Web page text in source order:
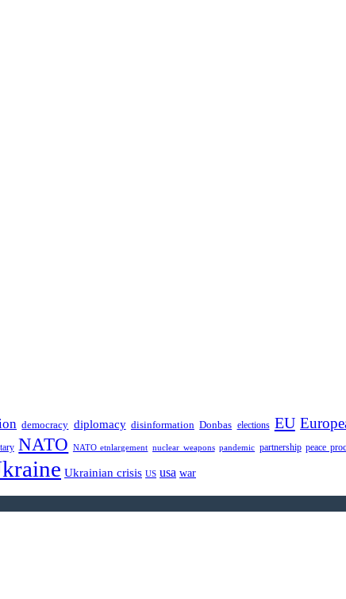
democracy diplomacy disinformation Donbas elections EU
NATO NATO etnlargement nuclear weapons pandemic partnership peace
Ukrainian crisis US usa war